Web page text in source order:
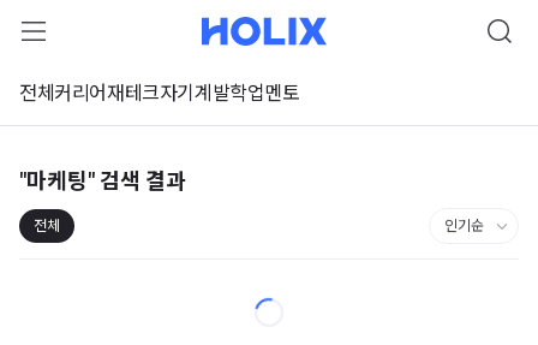
전체 커리어재테크자기계발학업멘토
"마케팅" 검색 결과
전체